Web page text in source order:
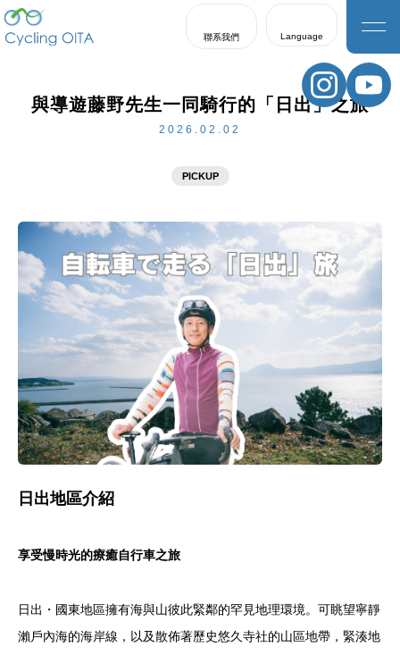
聯系我們 Language
日本語
English
與導遊藤野先生一同騎行的「日出」之旅
2026.02.02
PICKUP
日出地區介紹
享受慢時光的療癒自行車之旅
日出・國東地區擁有海與山彼此緊鄰的罕見地理環境。可眺望寧靜
瀨戶內海的海岸線，以及散佈著歷史悠久寺社的山區地帶，緊湊地